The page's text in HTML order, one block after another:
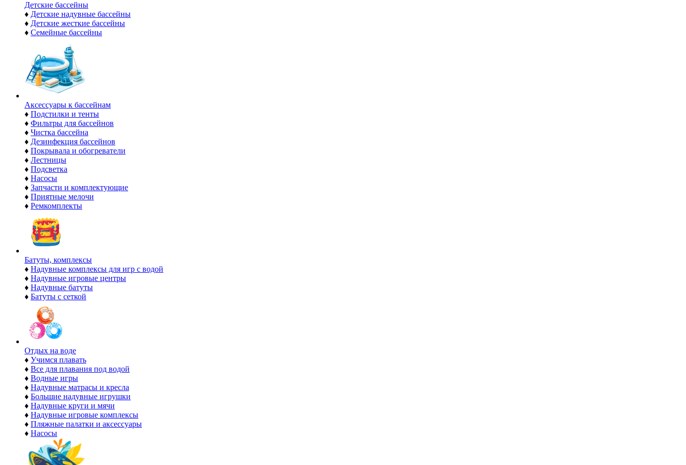
Детские бассейны
♦ Детские надувные бассейны
♦ Детские жесткие бассейны
♦ Семейные бассейны
Аксессуары к бассейнам
♦ Подстилки и тенты
♦ Фильтры для бассейнов
♦ Чистка бассейна
♦ Дезинфекция бассейнов
♦ Покрывала и обогреватели
♦ Лестницы
♦ Подсветка
♦ Насосы
♦ Запчасти и комплектующие
♦ Приятные мелочи
♦ Ремкомплекты
Батуты, комплексы
♦ Надувные комплексы для игр с водой
♦ Надувные игровые центры
♦ Надувные батуты
♦ Батуты с сеткой
Отдых на воде
♦ Учимся плавать
♦ Все для плавания под водой
♦ Водные игры
♦ Надувные матрасы и кресла
♦ Большие надувные игрушки
♦ Надувные круги и мячи
♦ Надувные игровые комплексы
♦ Пляжные палатки и аксессуары
♦ Насосы